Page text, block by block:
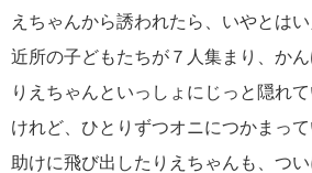
えちゃんから誘われたら、いやとはい
近所の子どもたちが７人集まり、かん
りえちゃんといっしょにじっと隠れ
けれど、ひとりずつオニにつかまっ
助けに飛び出したりえちゃんも、つ